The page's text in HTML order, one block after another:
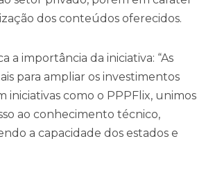
dos conteúdos oferecidos.
a importância da iniciativa: “As
para ampliar os investimentos
como o PPPFlix, unimos
ao conhecimento técnico,
a capacidade dos estados e